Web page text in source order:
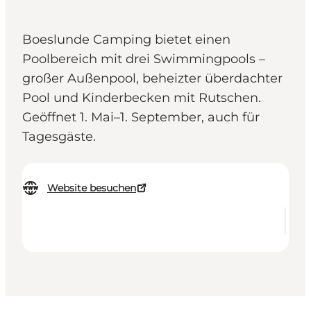
Boeslunde Camping bietet einen
Poolbereich mit drei Swimmingpools –
großer Außenpool, beheizter überdachter
Pool und Kinderbecken mit Rutschen.
Geöffnet 1. Mai–1. September, auch für
Tagesgäste.
Website besuchen